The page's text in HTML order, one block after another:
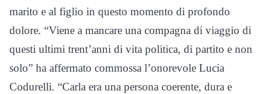
marito e al figlio in questo momento di profondo
dolore. “Viene a mancare una compagna di viaggio di
questi ultimi trent’anni di vita politica, di partito e non
solo” ha affermato commossa l’onorevole Lucia
Codurelli. “Carla era una persona coerente, dura e